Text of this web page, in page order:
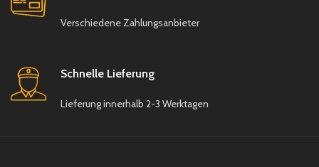
Verschiedene Zahlungsanbieter
Schnelle Lieferung
Lieferung innerhalb 2-3 Werktagen